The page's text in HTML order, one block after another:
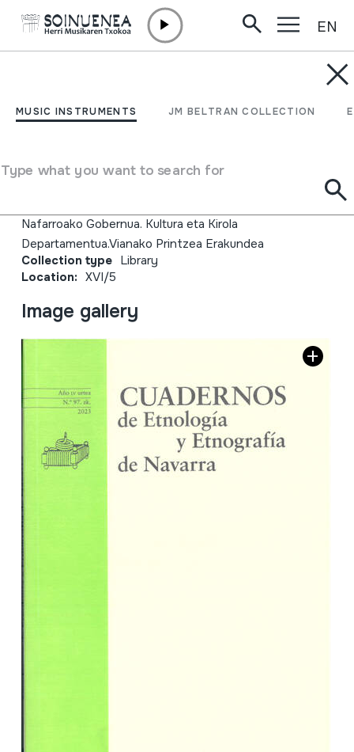
MUSIC INSTRUMENTS JM BELTRAN COLLECTION
Type what you want to search for
EN
Cuadernos de Etnología
97
Nafarroako Gobernua. Kultura eta Kirola
Departamentua.Vianako Printzea Erakundea
Collection type Library
Location: XVI/5
Image gallery